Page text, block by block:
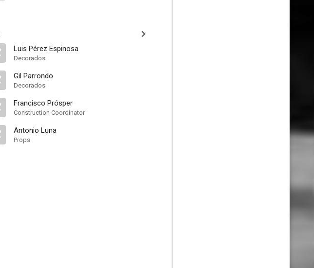
Luis Pérez Espinosa
Decorados
Gil Parrondo
Decorados
Francisco Prósper
Construction Coordinator
Antonio Luna
Props